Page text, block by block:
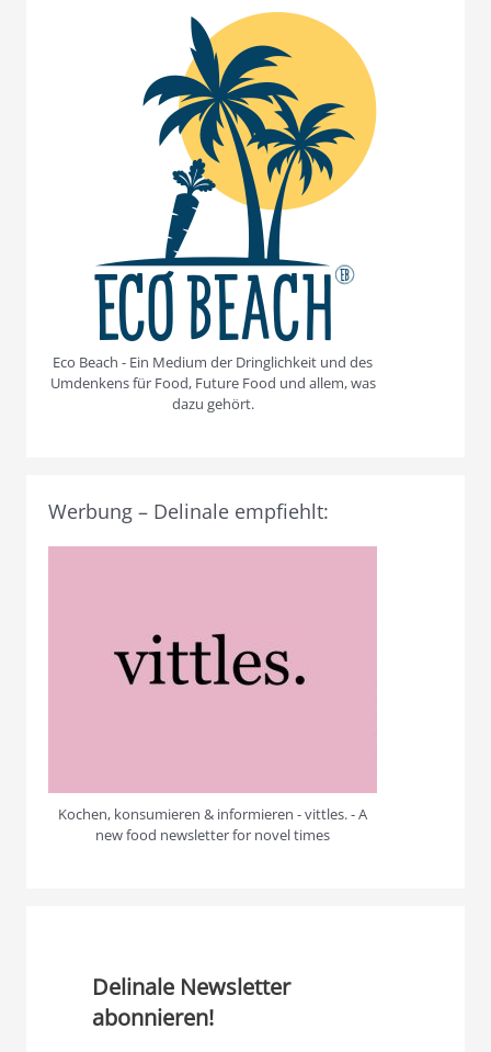
Eco Beach - Ein Medium der Dringlichkeit und des
Umdenkens für Food, Future Food und allem, was
dazu gehört.
Werbung – Delinale empfiehlt:
Kochen, konsumieren & informieren - vittles. - A
new food newsletter for novel times
Delinale Newsletter
abonnieren!